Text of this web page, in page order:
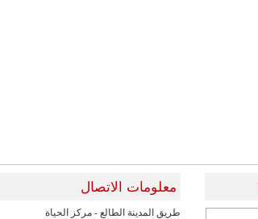
معلومات الاتصال
طريق المدينة الطالع - مركز الحياة